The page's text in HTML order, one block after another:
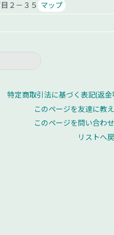
２－３５ マップ
特定商取引法に基づく表記(返金
このページを友達に教
このページを問い合わ
リストへ